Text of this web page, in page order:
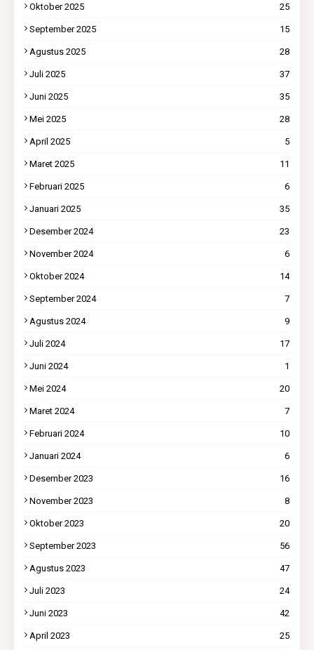
Oktober 2025 25
September 2025 15
Agustus 2025 28
Juli 2025 37
Juni 2025 35
Mei 2025 28
April 2025 5
Maret 2025 11
Februari 2025 6
Januari 2025 35
Desember 2024 23
November 2024 6
Oktober 2024 14
September 2024 7
Agustus 2024 9
Juli 2024 17
Juni 2024 1
Mei 2024 20
Maret 2024 7
Februari 2024 10
Januari 2024 6
Desember 2023 16
November 2023 8
Oktober 2023 20
September 2023 56
Agustus 2023 47
Juli 2023 24
Juni 2023 42
April 2023 25